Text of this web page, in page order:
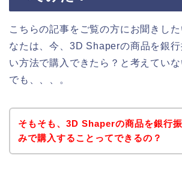
こちらの記事をご覧の方にお聞きし
なたは、今、3D Shaperの商品を銀
い方法で購入できたら？と考えていな
でも、、、。
そもそも、3D Shaperの商品を銀行
みで購入することってできるの？